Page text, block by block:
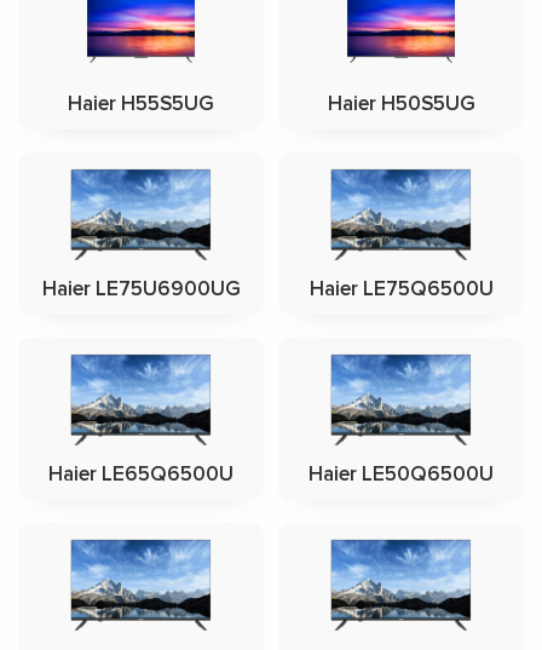
Haier H55S5UG Haier H50S5UG
Haier LE75U6900UG Haier LE75Q6500U
Haier LE65Q6500U Haier LE50Q6500U